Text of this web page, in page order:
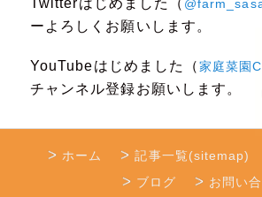
ーよろしくお願いします。
YouTubeはじめました（家庭菜園
チャンネル登録お願いします。
ホーム 記事一覧(sitemap)
ブログ
お問い